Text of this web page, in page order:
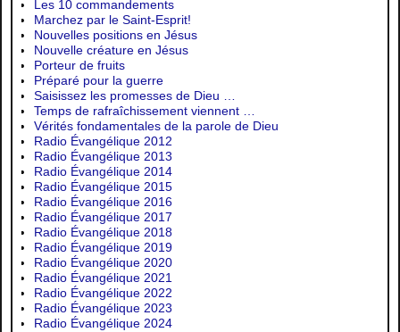
Les 10 commandements
Marchez par le Saint-Esprit!
Nouvelles positions en Jésus
Nouvelle créature en Jésus
Porteur de fruits
Préparé pour la guerre
Saisissez les promesses de Dieu …
Temps de rafraîchissement viennent …
Vérités fondamentales de la parole de Dieu
Radio Évangélique 2012
Radio Évangélique 2013
Radio Évangélique 2014
Radio Évangélique 2015
Radio Évangélique 2016
Radio Évangélique 2017
Radio Évangélique 2018
Radio Évangélique 2019
Radio Évangélique 2020
Radio Évangélique 2021
Radio Évangélique 2022
Radio Évangélique 2023
Radio Évangélique 2024